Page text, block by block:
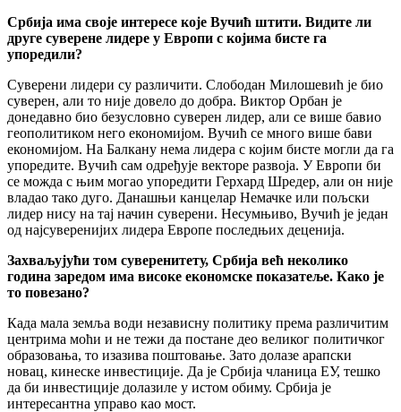
Србија има своје интересе које Вучић штити. Видите ли
друге суверене лидере у Европи с којима бисте га
упоредили?
Суверени лидери су различити. Слободан Милошевић је био
суверен, али то није довело до добра. Виктор Орбан је
донедавно био безусловно суверен лидер, али се више бавио
геополитиком него економијом. Вучић се много више бави
економијом. На Балкану нема лидера с којим бисте могли да га
упоредите. Вучић сам одређује векторе развоја. У Европи би
се можда с њим могао упоредити Герхард Шредер, али он није
владао тако дуго. Данашњи канцелар Немачке или пољски
лидер нису на тај начин суверени. Несумњиво, Вучић је један
од најсуверенијих лидера Европе последњих деценија.
Захваљујући том суверенитету, Србија већ неколико
година заредом има високе економске показатеље. Како је
то повезано?
Када мала земља води независну политику према различитим
центрима моћи и не тежи да постане део великог политичког
образовања, то изазива поштовање. Зато долазе арапски
новац, кинеске инвестиције. Да је Србија чланица ЕУ, тешко
да би инвестиције долазиле у истом обиму. Србија је
интересантна управо као мост.